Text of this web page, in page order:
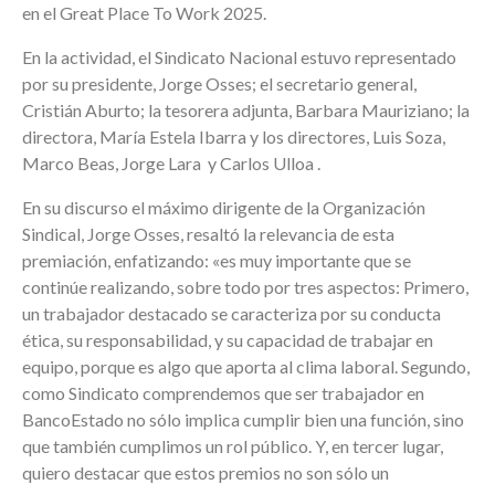
en el Great Place To Work 2025.
En la actividad, el Sindicato Nacional estuvo representado
por su presidente, Jorge Osses; el secretario general,
Cristián Aburto; la tesorera adjunta, Barbara Mauriziano; la
directora, María Estela Ibarra y los directores, Luis Soza,
Marco Beas, Jorge Lara y Carlos Ulloa .
En su discurso el máximo dirigente de la Organización
Sindical, Jorge Osses, resaltó la relevancia de esta
premiación, enfatizando: «es muy importante que se
continúe realizando, sobre todo por tres aspectos: Primero,
un trabajador destacado se caracteriza por su conducta
ética, su responsabilidad, y su capacidad de trabajar en
equipo, porque es algo que aporta al clima laboral. Segundo,
como Sindicato comprendemos que ser trabajador en
BancoEstado no sólo implica cumplir bien una función, sino
que también cumplimos un rol público. Y, en tercer lugar,
quiero destacar que estos premios no son sólo un